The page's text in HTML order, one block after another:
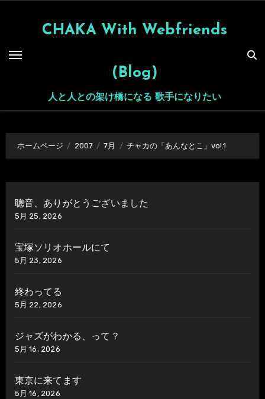
CHAKA With Webfriends
(Blog)
人と人との架け橋になる 歌手になりたい
ホームページ 2007 7月 チャカの「あんなとこ」vol.1
聰音、ありがとうございました
5月 25, 2026
宝塚ソリオホールにて
5月 23, 2026
終わってる
5月 22, 2026
ジャズがわかる、って？
5月 16, 2026
東京に来てます
5月 16, 2026